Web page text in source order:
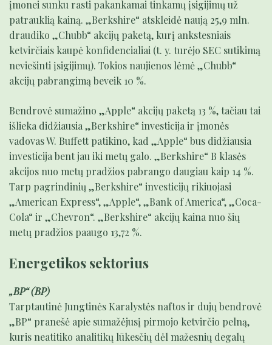
įmonei sunku rasti pakankamai tinkamų įsigijimų už
patrauklią kainą. „Berkshire“ atskleidė naują 25,9 mln.
draudiko „Chubb“ akcijų paketą, kurį ankstesniais
ketvirčiais kaupė konfidencialiai (t. y. turėjo SEC sutikimą
neviešinti įsigijimų). Tokios naujienos lėmė „Chubb“
akcijų pabrangimą beveik 10 %.
Bendrovė sumažino „Apple“ akcijų paketą 13 %, tačiau tai
išlieka didžiausia „Berkshire“ investicija ir įmonės
vadovas W. Buffett patikino, kad „Apple“ bus didžiausia
investicija bent jau iki metų galo. „Berkshire“ B klasės
akcijos nuo metų pradžios pabrango daugiau kaip 14 %.
Tarp pagrindinių „Berkshire“ investicijų rikiuojasi
„American Express“, „Apple“, „Bank of America“, „Coca-
Cola“ ir „Chevron“. „Berkshire“ akcijų kaina nuo šių
metų pradžios paaugo 13,72 %.
Energetikos sektorius
„BP“ (BP)
Tarptautinė Jungtinės Karalystės naftos ir dujų bendrovė
„BP“ pranešė apie sumažėjusį pirmojo ketvirčio pelną,
kuris neatitiko analitikų lūkesčių dėl mažesnių degalų